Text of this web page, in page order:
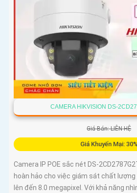
CAMERA HIKVISION DS-
Giá Bán: LIÊN HỆ
Giá Khuyến Mại:
Camera IP POE sắc nét DS-
hoàn hảo cho việc giám sát chất lượng
lên đến 8.0 megapixel. Với khả năng